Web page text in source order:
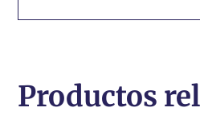
Productos